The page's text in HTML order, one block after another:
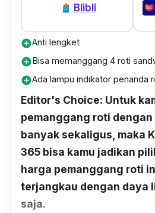
Blibli
add_circleAnti lengket
add_circle Bisa memanggang 4 roti
add_circleAda lampu indikator penanda
Editor's Choice: Untuk
pemanggang roti
banyak sekaligus, maka
365 bisa kamu jadikan
harga pemanggang roti
terjangkau dengan daya
saja.